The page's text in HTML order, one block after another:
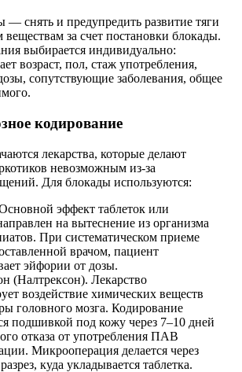
— снять и предупредить развитие тяги
за счет постановки блокады.
выбирается индивидуально:
возраст, пол, стаж употребления,
сопутствующие заболевания, общее
кодирование
лекарства, которые делают
невозможным из-за
Для блокады используются:
эффект таблеток или
на вытеснение из организма
При систематическом приеме
врачом, пациент
эйфории от дозы.
(Налтрексон). Лекарство
воздействие химических веществ
головного мозга. Кодирование
подшивкой под кожу через 7–10 дней
отказа от употребления ПАВ
Микрооперация делается через
куда укладывается таблетка.